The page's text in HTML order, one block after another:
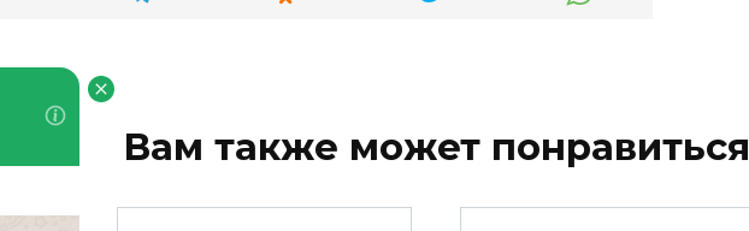
Вам также может понравиться